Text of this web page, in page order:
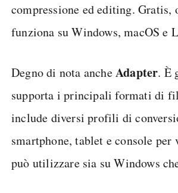
compressione ed editing. Gratis,
funziona su Windows, macOS e
Degno di nota ancheAdapter. È
supporta i principali formati di
include diversi profili di
smartphone, tablet e console
può utilizzare sia su Windows